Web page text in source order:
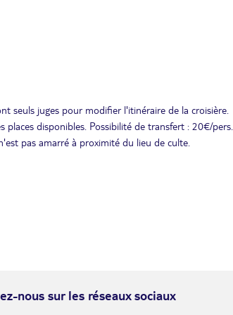
seuls juges pour modifier l'itinéraire de la croisière.
disponibles. Possibilité de transfert : 20€/
pas amarré à proximité du lieu de culte.
nous sur les réseaux sociaux